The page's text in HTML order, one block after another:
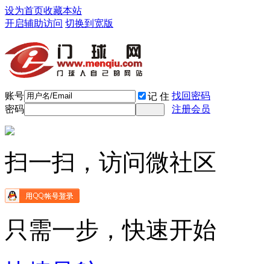
设为首页收藏本站
开启辅助访问 切换到宽版
账号 记 住 找回密码
密码
注册会员
扫一扫，访问微社区
只需一步，快速开始